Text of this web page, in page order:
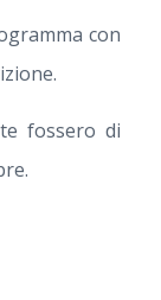
con
fossero di